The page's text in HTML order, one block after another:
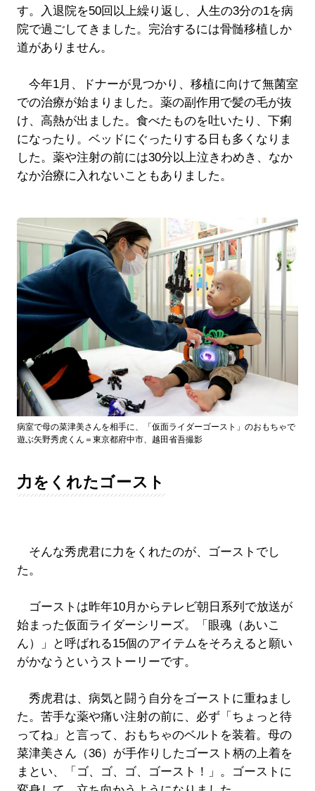
す。入退院を50回以上繰り返し、人生の3分の1を病
院で過ごしてきました。完治するには骨髄移植しか
道がありません。
今年1月、ドナーが見つかり、移植に向けて無菌室
での治療が始まりました。薬の副作用で髪の毛が抜
け、高熱が出ました。食べたものを吐いたり、下痢
になったり。ベッドにぐったりする日も多くなりま
した。薬や注射の前には30分以上泣きわめき、なか
なか治療に入れないこともありました。
病室で母の菜津美さんを相手に、「仮面ライダーゴースト」のおもちゃで
遊ぶ矢野秀虎くん＝東京都府中市、越田省吾撮影
力をくれたゴースト
そんな秀虎君に力をくれたのが、ゴーストでし
た。
ゴーストは昨年10月からテレビ朝日系列で放送が
始まった仮面ライダーシリーズ。「眼魂（あいこ
ん）」と呼ばれる15個のアイテムをそろえると願い
がかなうというストーリーです。
秀虎君は、病気と闘う自分をゴーストに重ねまし
た。苦手な薬や痛い注射の前に、必ず「ちょっと待
ってね」と言って、おもちゃのベルトを装着。母の
菜津美さん（36）が手作りしたゴースト柄の上着を
まとい、「ゴ、ゴ、ゴ、ゴースト！」。ゴーストに